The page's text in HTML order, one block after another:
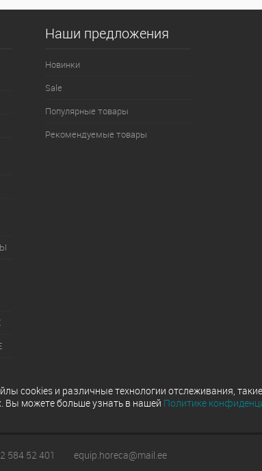
Наши предложения
Новинки
Sale
Популярные товары
Рекомендуемые товары
584 52 401 equip.horeca@mail.ee
cookies и различные технологии отслеживания,
Вы можете больше узнать в нашей Политике